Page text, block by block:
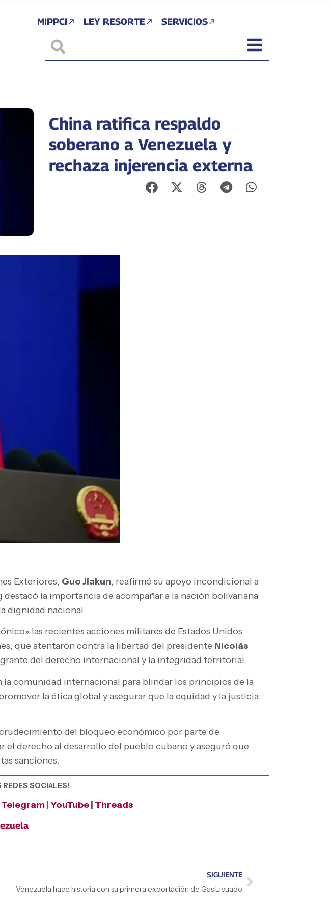
MIPPCI LEY RESORTE SERVICIOS
China ratifica respaldo
soberano a Venezuela y
rechaza injerencia externa
Exteriores, Guo Jiakun, reafirmó su apoyo incondicional a
la importancia de acompañar a la nación bolivariana
dignidad nacional.
las recientes acciones militares de Estados Unidos
que atentaron contra la libertad del presidente Nicolás
del derecho internacional y la integridad territorial.
comunidad internacional para blindar los principios de la
la ética global y asegurar que la equidad y la justicia
del bloqueo económico por parte de
derecho al desarrollo del pueblo cubano y aseguró que
sanciones.
REDES SOCIALES!
Telegram YouTube Threads
SIGUIENTE
Venezuela hace historia con su primera exportación de Gas Licuado